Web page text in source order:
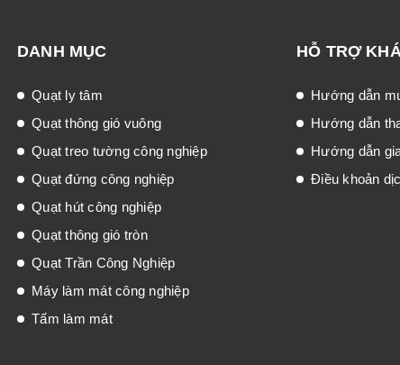
DANH MỤC
Quạt ly tâm
Quạt thông gió vuông
Quạt treo tường công nghiệp
Quạt đứng công nghiệp
Quạt hút công nghiệp
Quạt thông gió tròn
Quạt Trần Công Nghiệp
Máy làm mát công nghiệp
Tấm làm mát
HỖ TRỢ
Hướng dẫn
Hướng dẫn
Hướng dẫn
Điều khoản